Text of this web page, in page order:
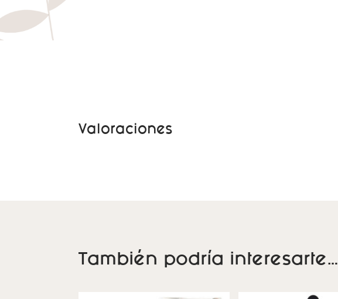
Valoraciones
También podría interesarte…